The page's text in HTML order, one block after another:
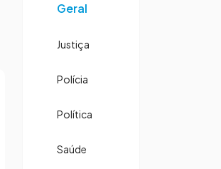
Geral
Justiça
Polícia
Política
Saúde